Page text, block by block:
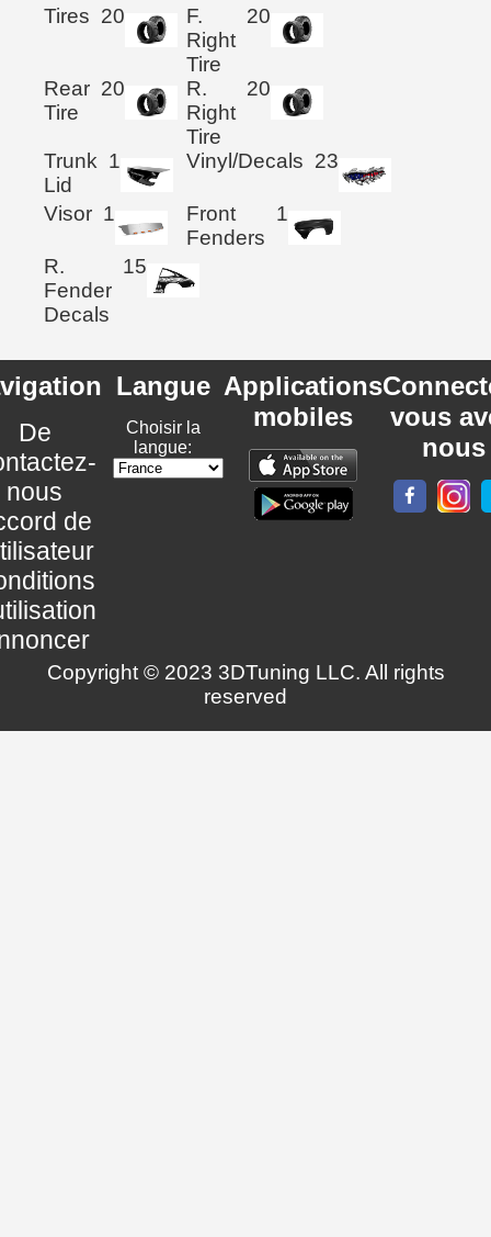
Tires 20
F.
Right
Tire
20
Rear
Tire
20
R.
Right
Tire
20
Trunk
Lid
1 Vinyl/Decals 23
Visor 1
Front
Fenders
1
R.
Fender
Decals
15
De
nous
de
Langue
Choisir la
langue:
Applications
mobiles
vous
nous
Copyright © 2023 3DTuning LLC. All rights
reserved